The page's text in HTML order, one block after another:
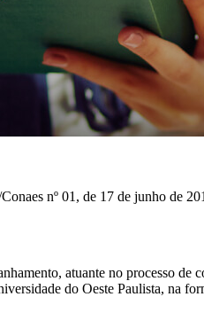
nº 01, de 17 de junho de
atuante no processo de
do Oeste Paulista, na